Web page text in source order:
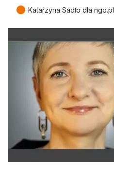
● Katarzyna Sadło dla ngo.pl